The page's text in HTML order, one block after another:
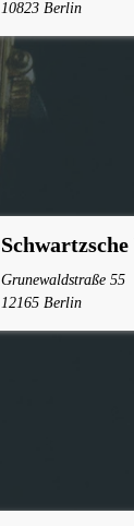
10823 Berlin
Grunewaldstraße 55
12165 Berlin